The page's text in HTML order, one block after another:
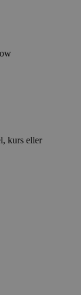
kurs eller